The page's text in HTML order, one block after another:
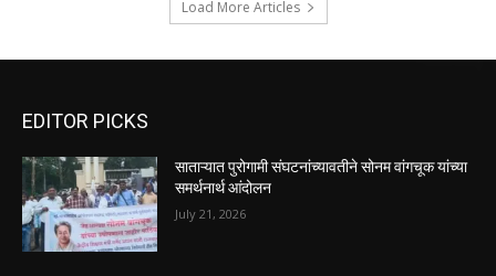
Load More Articles
EDITOR PICKS
साताऱ्यात पुरोगामी संघटनांच्यावतीने सोनम वांगचूक यांच्या
समर्थनार्थ आंदोलन
July 21, 2026